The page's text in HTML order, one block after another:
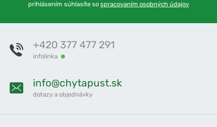
prihlásením súhlasíte so spracovaním osobných údajov
+420 377 477 291
infolinka
info@chytapust.sk
dotazy a objednávky